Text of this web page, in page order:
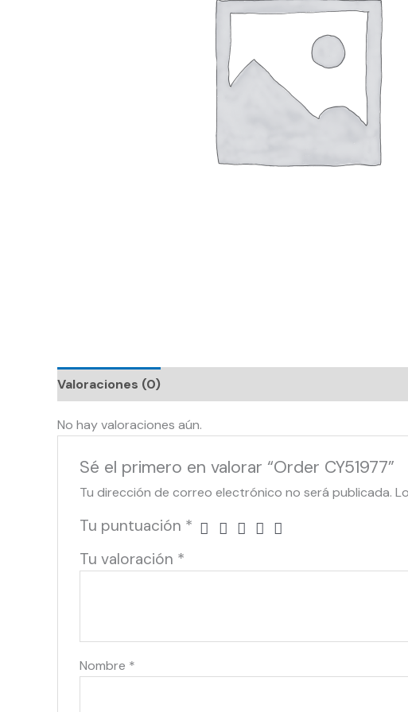
Valoraciones (0)
No hay valoraciones aún.
Sé el primero en valorar “Order CY51977”
Tu dirección de correo electrónico no será publicada.
Tu puntuación *
Tu valoración *
Nombre *